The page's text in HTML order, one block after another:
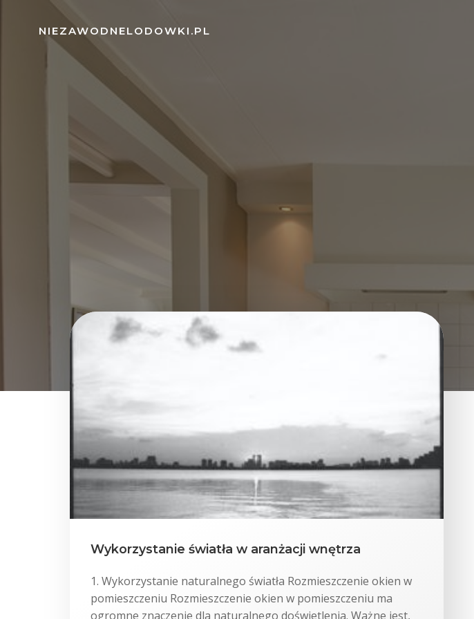
NIEZAWODNELODOWKI.PL
Wykorzystanie światła w aranżacji wnętrza
1. Wykorzystanie naturalnego światła Rozmieszczenie okien w
pomieszczeniu Rozmieszczenie okien w pomieszczeniu ma
ogromne znaczenie dla naturalnego doświetlenia. Ważne jest,